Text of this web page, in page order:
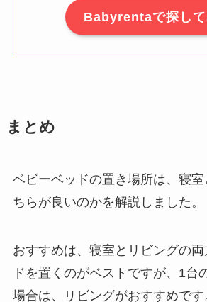
Babyrentaで探して
まとめ
ベビーベッドの置き場所は、寝
ちらが良いのかを解説しました。
おすすめは、寝室とリビングの
ドを置くのがベストですが、1台
場合は、リビングがおすすめです